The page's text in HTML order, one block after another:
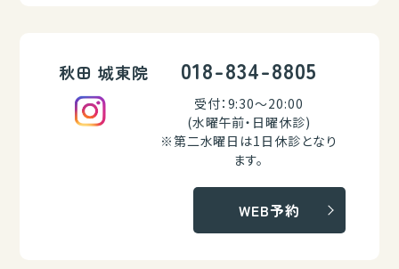
秋田 城東院 018-834-8805
受付：9:30～20:00
(水曜午前・日曜休診)
※第二水曜日は1日休診となり
ます。
WEB予約